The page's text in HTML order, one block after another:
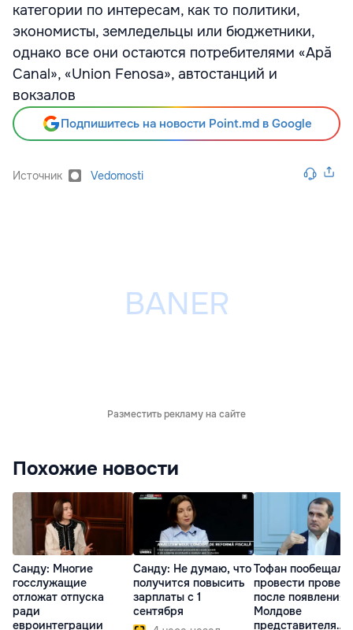
категории по интересам, как то политики,
экономисты, земледельцы или бюджетники,
однако все они остаются потребителями «Apă
Canal», «Union Fenosa», автостанций и
вокзалов
Подпишитесь на новости Point.md в Google
Источник Vedomosti
Разместить рекламу на сайте
Похожие новости
Санду: Многие
госслужащие
отложат отпуска
ради
евроинтеграции
Санду: Не думаю, что
получится повысить
зарплаты с 1
сентября
Тофан пообещал
провести
после появления
Молдове
представителя